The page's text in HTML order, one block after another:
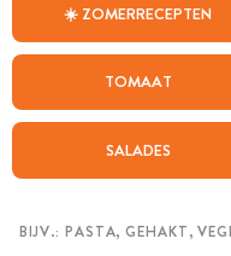
☀️ ZOMERRECEPTEN
TOMAAT
SALADES
WEEKMENU
CHAT MET MAIA